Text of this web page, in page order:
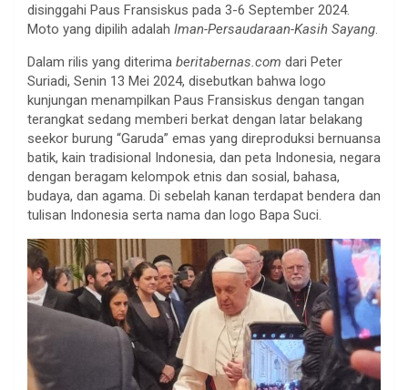
disinggahi Paus Fransiskus pada 3-6 September 2024.
Moto yang dipilih adalah Iman-Persaudaraan-Kasih Sayang.
Dalam rilis yang diterima beritabernas.com dari Peter
Suriadi, Senin 13 Mei 2024, disebutkan bahwa logo
kunjungan menampilkan Paus Fransiskus dengan tangan
terangkat sedang memberi berkat dengan latar belakang
seekor burung “Garuda” emas yang direproduksi bernuansa
batik, kain tradisional Indonesia, dan peta Indonesia, negara
dengan beragam kelompok etnis dan sosial, bahasa,
budaya, dan agama. Di sebelah kanan terdapat bendera dan
tulisan Indonesia serta nama dan logo Bapa Suci.